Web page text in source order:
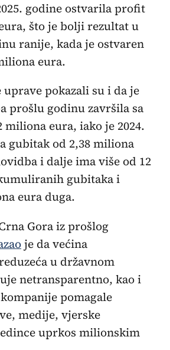
godine ostvarila profit
što je bolji rezultat u
ranije, kada je ostvaren
eura.
uprave pokazali su i da je
prošlu godinu završila sa
eura, iako je 2024.
gubitak od 2,38 miliona
i dalje ima više od 12
gubitaka i
eura duga.
Gora iz prošlog
je da većina
u državnom
netransparentno, kao i
pomagale
medije, vjerske
uprkos milionskim